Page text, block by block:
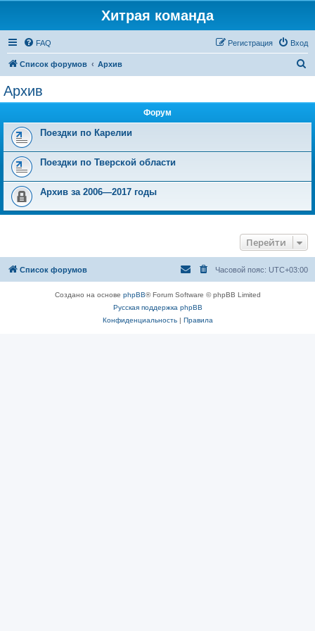
Хитрая команда
FAQ Вход
Регистрация
Список форумов Архив
Архив
Форум
Поездки по Карелии
Поездки по Тверской области
Архив за 2006—2017 годы
Перейти
Список форумов Часовой пояс: UTC+03:00
Создано на основе phpBB® Forum Software © phpBB Limited
Русская поддержка phpBB
Конфиденциальность| Правила